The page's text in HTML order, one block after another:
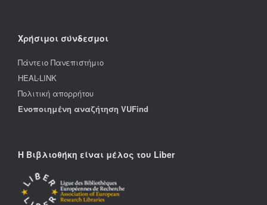
Χρήσιμοι σύνδεσμοι
Πάντειο Πανεπιστήμιο
HEAL-LINK
Πολιτική απορρήτου
Ενοποιημένη αναζήτηση VUFind
Η Βιβλιοθήκη είναι μέλος του Liber